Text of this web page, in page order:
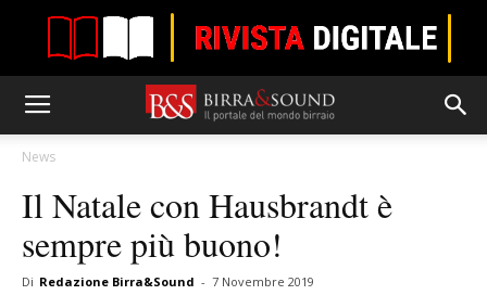
News
Il Natale con Hausbrandt è
sempre più buono!
Di Redazione Birra&Sound - 7 Novembre 2019